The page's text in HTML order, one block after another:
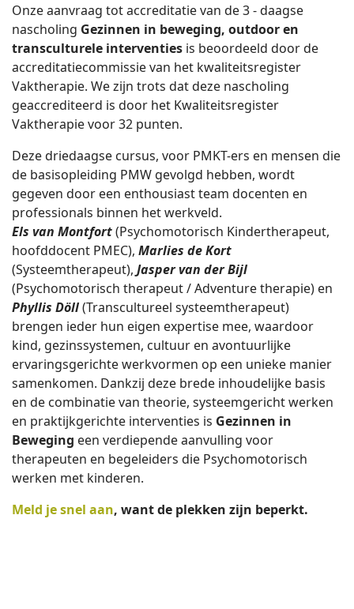
Onze aanvraag tot accreditatie van de 3 - daagse
nascholing Gezinnen in beweging, outdoor en
transculturele interventies is beoordeeld door de
accreditatiecommissie van het kwaliteitsregister
Vaktherapie. We zijn trots dat deze nascholing
geaccrediteerd is door het Kwaliteitsregister
Vaktherapie voor 32 punten.
Deze driedaagse cursus, voor PMKT-ers en mensen die
de basisopleiding PMW gevolgd hebben, wordt
gegeven door een enthousiast team docenten en
professionals binnen het werkveld.
Els van Montfort(Psychomotorisch Kindertherapeut,
hoofddocent PMEC), Marlies de Kort
(Systeemtherapeut), Jasper van der Bijl
(Psychomotorisch therapeut / Adventure therapie) en
Phyllis Döll(Transcultureel systeemtherapeut)
brengen ieder hun eigen expertise mee, waardoor
kind, gezinssystemen, cultuur en avontuurlijke
ervaringsgerichte werkvormen op een unieke manier
samenkomen. Dankzij deze brede inhoudelijke basis
en de combinatie van theorie, systeemgericht werken
en praktijkgerichte interventies is Gezinnen in
Beweging een verdiepende aanvulling voor
therapeuten en begeleiders die Psychomotorisch
werken met kinderen.
Meld je snel aan, want de plekken zijn beperkt.